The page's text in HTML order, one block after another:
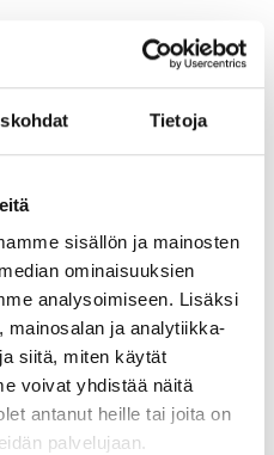
Tietoja
sisällön ja mainosten
ominaisuuksien
analysoimiseen. Lisäksi
mainosalan ja analytiikka-
siitä, miten käytät
voivat yhdistää näitä
antanut heille tai joita on
palvelujaan.
26 95
Fogskumspistol, pro
88-061
Finns i lager i 24 varuhus
Säljs ej online